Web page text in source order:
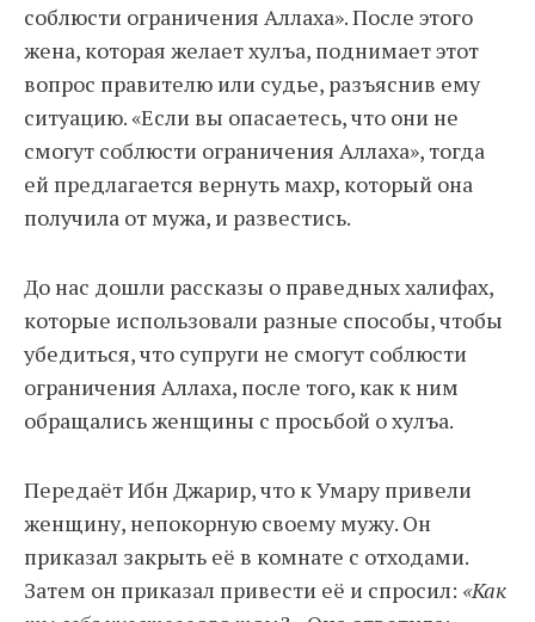
соблюсти ограничения Аллаха». После этого
жена, которая желает хулъа, поднимает этот
вопрос правителю или судье, разъяснив ему
ситуацию. «Если вы опасаетесь, что они не
смогут соблюсти ограничения Аллаха», тогда
ей предлагается вернуть махр, который она
получила от мужа, и развестись.
До нас дошли рассказы о праведных халифах,
которые использовали разные способы, чтобы
убедиться, что супруги не смогут соблюсти
ограничения Аллаха, после того, как к ним
обращались женщины с просьбой о хулъа.
Передаёт Ибн Джарир, что к Умару привели
женщину, непокорную своему мужу. Он
приказал закрыть её в комнате с отходами.
Затем он приказал привести её и спросил: «Как